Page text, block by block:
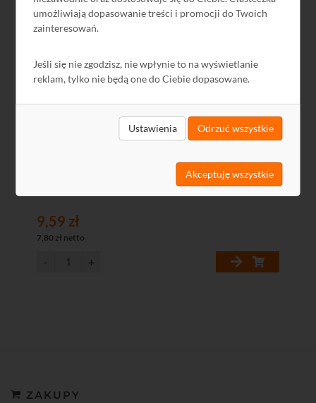
umożliwiają dopasowanie treści i promocji do Twoich
zainteresowań.
Jeśli się nie zgodzisz, nie wpłynie to na wyświetlanie
reklam, tylko nie będą one do Ciebie dopasowane.
Ustawienia Odrzuć wszystkie
Akceptuję wszystkie
Kod: R9120331
9,59 zł
7,80 zł netto
ZAKUPY